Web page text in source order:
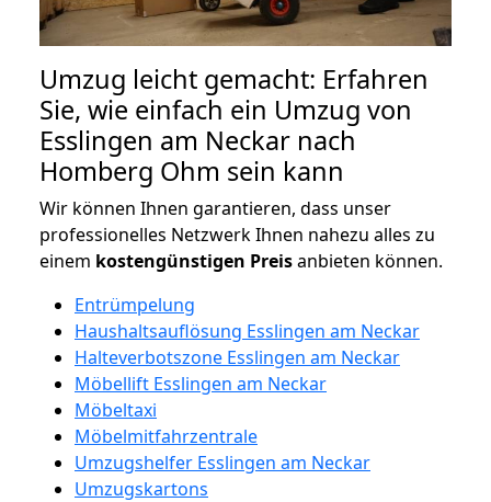
Umzug leicht gemacht: Erfahren
Sie, wie einfach ein Umzug von
Esslingen am Neckar nach
Homberg Ohm sein kann
Wir können Ihnen garantieren, dass unser
professionelles Netzwerk Ihnen nahezu alles zu
einem kostengünstigen Preisanbieten können.
Entrümpelung
Haushaltsauflösung Esslingen am Neckar
Halteverbotszone Esslingen am Neckar
Möbellift Esslingen am Neckar
Möbeltaxi
Möbelmitfahrzentrale
Umzugshelfer Esslingen am Neckar
Umzugskartons